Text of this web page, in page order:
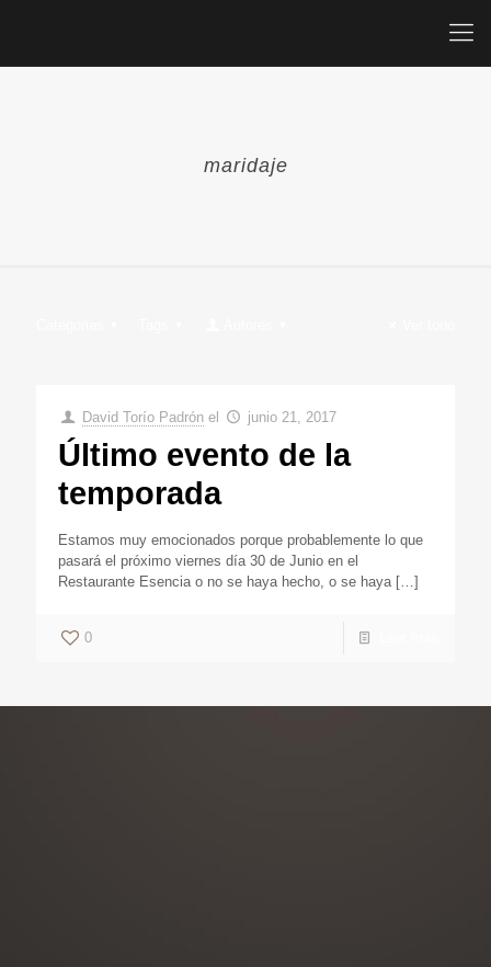
maridaje
David Torío Padrón el junio 21, 2017
Último evento de la
temporada
Estamos muy emocionados porque probablemente lo que
pasará el próximo viernes día 30 de Junio en el
Restaurante Esencia o no se haya hecho, o se haya[…]
0